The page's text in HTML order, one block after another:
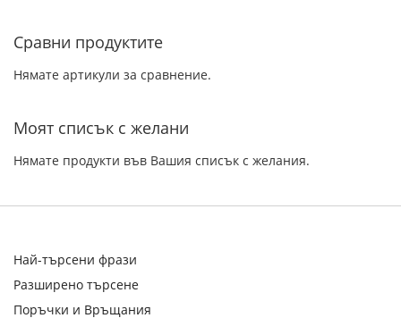
Сравни продуктите
Нямате артикули за сравнение.
Моят списък с желани
Нямате продукти във Вашия списък с желания.
Най-търсени фрази
Разширено търсене
Поръчки и Връщания